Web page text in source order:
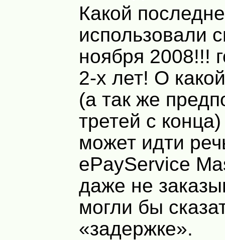
Какой
использовали
ноября 2008!!!
2-х лет! О
(а так же
третей с
может идти
ePayService
даже не
могли бы
«задержке».